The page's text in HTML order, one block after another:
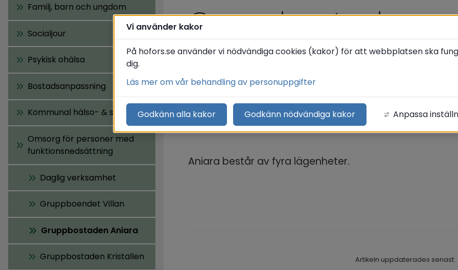
Familj, barn och ungdom
Socialjour
Psykisk ohälsa
Bostadsanpassning
Kommunal hälso- & sjukvård
Omsorg för personer med
funktionsnedsättning
Daglig verksamhet
Gruppboendet Villan
Gruppbostaden Aniara
Gruppbostaden Kristallen
Gruppbostaden
Aniara
Aniara är en bostad med särskild service för vuxna enligt
Aniara finns på Granvägen 2.
Aniara består av fyra lägenheter.
Artikeln uppdaterades senast:
Vi använder kakor
På hofors.se använder vi nödvändiga cookies (kakor) för att webbplatsen ska
dig.
Läs mer om vår behandling av personuppgifter
Godkänn alla kakor Godkänn nödvändiga kakor Anpassa